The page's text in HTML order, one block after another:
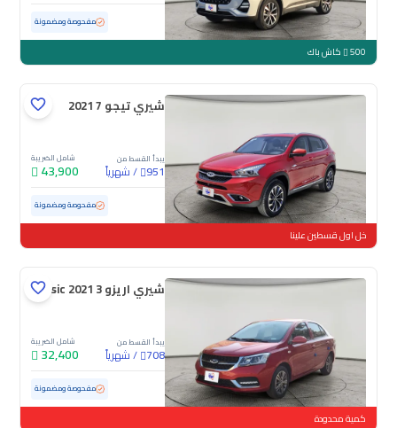
مستعملة 69,191 كم ممشى قليل مفحوصة ومضمونة
500 كاش باك
شيري تيجو 7 2021
يبدأ القسط من
951
/شهرياً
شامل الضريبة
43,900
مستعملة 7,617 كم ممشى قليل مفحوصة ومضمونة
خل اول قسطين علينا
شيري اريزو 3 Basic 2021
يبدأ القسط من
708
/شهرياً
شامل الضريبة
32,400
مستعملة 38,170 كم ممشى قليل مفحوصة ومضمونة
كمية محدودة